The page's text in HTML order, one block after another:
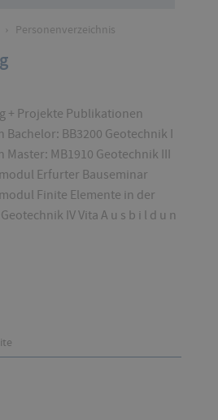
› Personenverzeichnis
+ Projekte Publikationen
BB3200 Geotechnik I
MB1910 Geotechnik III
Erfurter Bauseminar
Finite Elemente in der
IV Vita A u s b i l d u n